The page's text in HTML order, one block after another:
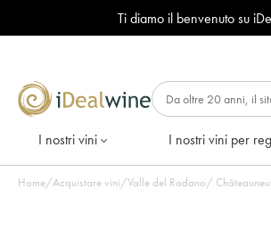
Ti diamo il benvenuto su
I nostri vini I nostri vini per
Home/Acquistare vini/Valle del Rodano/